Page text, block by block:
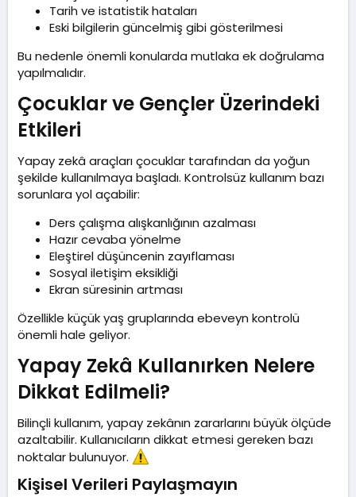
Tarih ve istatistik hataları
Eski bilgilerin güncelmiş gibi gösterilmesi
Bu nedenle önemli konularda mutlaka ek doğrulama
yapılmalıdır.
Çocuklar ve Gençler Üzerindeki
Etkileri​
Yapay zekâ araçları çocuklar tarafından da yoğun
şekilde kullanılmaya başladı. Kontrolsüz kullanım bazı
sorunlara yol açabilir:
Ders çalışma alışkanlığının azalması
Hazır cevaba yönelme
Eleştirel düşüncenin zayıflaması
Sosyal iletişim eksikliği
Ekran süresinin artması
Özellikle küçük yaş gruplarında ebeveyn kontrolü
önemli hale geliyor.
Yapay Zekâ Kullanırken Nelere
Dikkat Edilmeli?​
Bilinçli kullanım, yapay zekânın zararlarını büyük ölçüde
azaltabilir. Kullanıcıların dikkat etmesi gereken bazı
noktalar bulunuyor.
Kişisel Verileri Paylaşmayın​